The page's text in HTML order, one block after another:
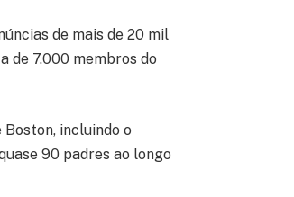
de mais de 20 mil
de 7.000 membros do
incluindo o
90 padres ao longo